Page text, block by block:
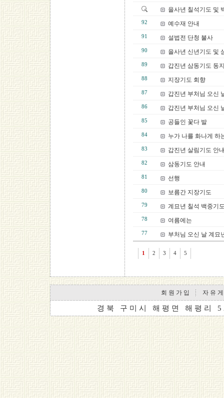
을사년 칠석기도 및
92 예수재 안내
91 설법전 단청 불사
90 을사년 신년기도 및
89 갑진년 삼동기도 동
88 지장기도 회향
87 갑진년 부처님 오신
86 갑진년 부처님 오신
85 공들인 꽃다 발
84 누가 나를 화나게 하
83 갑진년 살림기도 안
82 삼동기도 안내
81 선행
80 보름간 지장기도
79 계묘년 칠석 백중기
78 여름에는
77 부처님 오신 날 계묘
1 2 3 4 5
회 원 가 입 자 유
경 북 구 미 시 해 평 면 해 평